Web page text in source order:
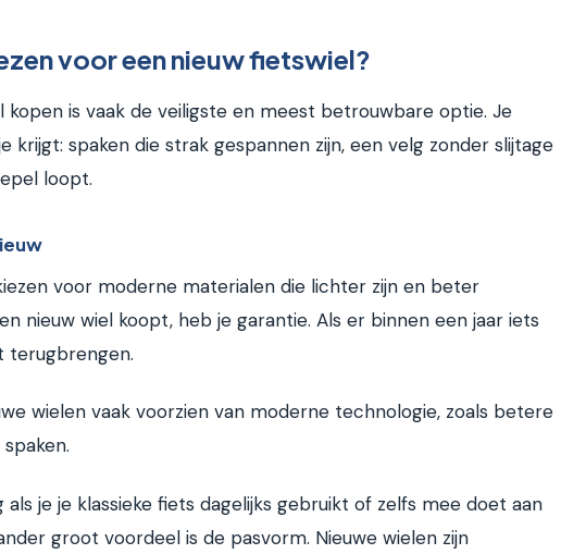
voor een nieuw fietswiel?
kopen is vaak de veiligste en meest betrouwbare optie. Je
krijgt: spaken die strak gespannen zijn, een velg zonder slijtage
loopt.
voor moderne materialen die lichter zijn en beter
nieuw wiel koopt, heb je garantie. Als er binnen een jaar iets
terugbrengen.
wielen vaak voorzien van moderne technologie, zoals betere
als je je klassieke fiets dagelijks gebruikt of zelfs mee doet aan
groot voordeel is de pasvorm. Nieuwe wielen zijn